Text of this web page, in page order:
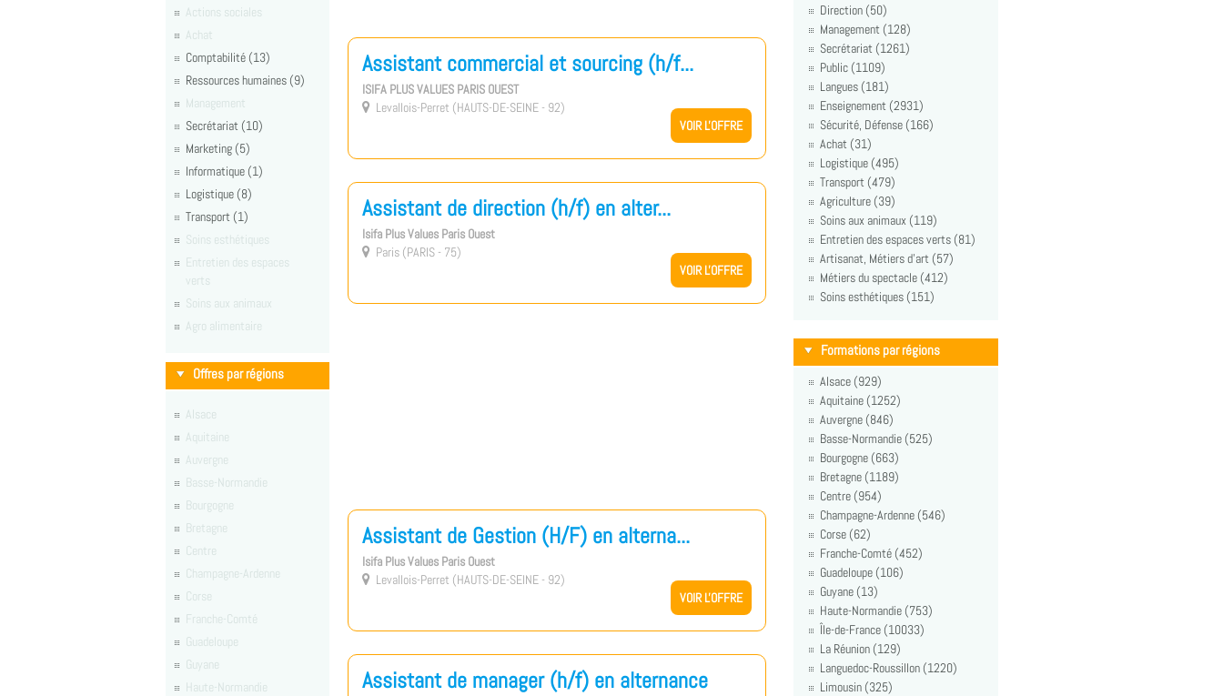
Actions sociales
Achat
Comptabilité (13)
Ressources humaines (9)
Management
Secrétariat (10)
Marketing (5)
Informatique (1)
Logistique (8)
Transport (1)
Soins esthétiques
Entretien des espaces
verts
Soins aux animaux
Agro alimentaire
Offres par régions
Alsace
Aquitaine
Auvergne
Basse-Normandie
Bourgogne
Bretagne
Centre
Champagne-Ardenne
Corse
Franche-Comté
Guadeloupe
Guyane
Haute-Normandie
Assistant commercial et sourcing (h/f...
ISIFA PLUS VALUES PARIS OUEST
 Levallois-Perret (HAUTS-DE-SEINE - 92)
VOIR L'OFFRE
Assistant de direction (h/f) en alter...
Isifa Plus Values Paris Ouest
 Paris (PARIS - 75)
VOIR L'OFFRE
Assistant de Gestion (H/F) en alterna...
Isifa Plus Values Paris Ouest
 Levallois-Perret (HAUTS-DE-SEINE - 92)
VOIR L'OFFRE
Assistant de manager (h/f) en alternance
Direction (50)
Management (128)
Secrétariat (1261)
Public (1109)
Langues (181)
Enseignement (2931)
Sécurité, Défense (166)
Achat (31)
Logistique (495)
Transport (479)
Agriculture (39)
Soins aux animaux (119)
Entretien des espaces verts (81)
Artisanat, Métiers d'art (57)
Métiers du spectacle (412)
Soins esthétiques (151)
Formations par régions
Alsace (929)
Aquitaine (1252)
Auvergne (846)
Basse-Normandie (525)
Bourgogne (663)
Bretagne (1189)
Centre (954)
Champagne-Ardenne (546)
Corse (62)
Franche-Comté (452)
Guadeloupe (106)
Guyane (13)
Haute-Normandie (753)
Île-de-France (10033)
La Réunion (129)
Languedoc-Roussillon (1220)
Limousin (325)